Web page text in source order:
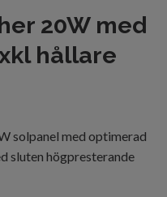
20W med
hållare
solpanel med optimerad
sluten högpresterande